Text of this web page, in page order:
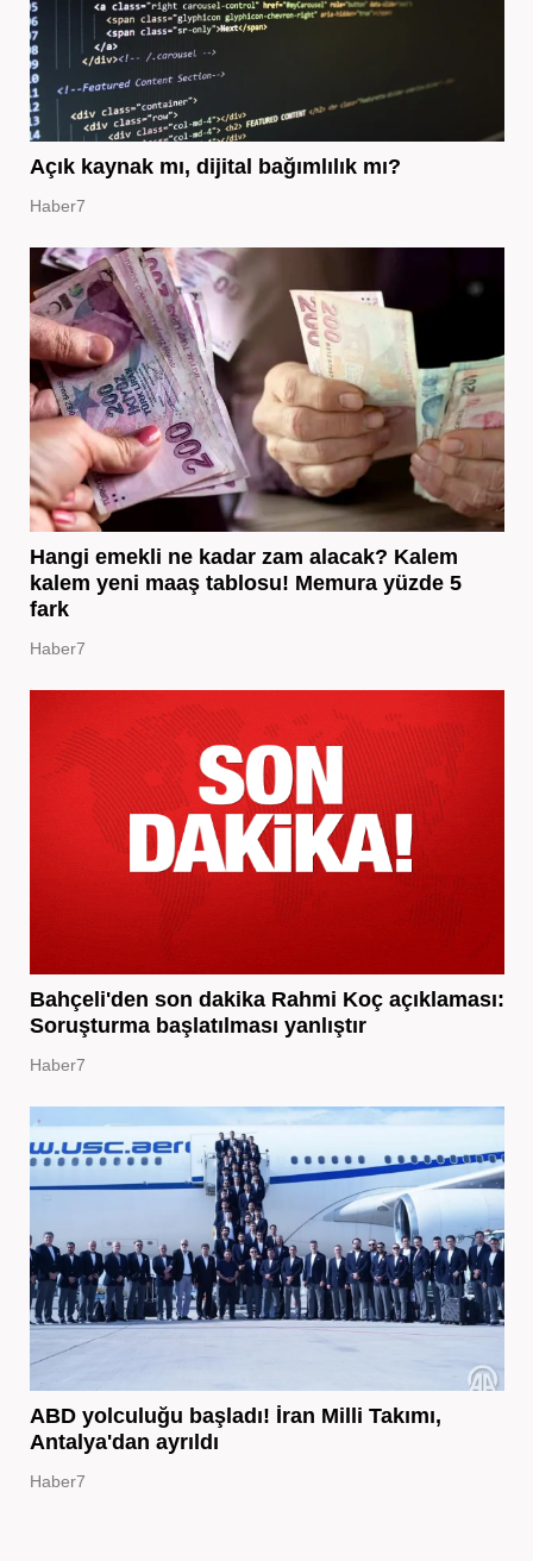
Açık kaynak mı, dijital bağımlılık mı?
Haber7
Hangi emekli ne kadar zam alacak? Kalem
kalem yeni maaş tablosu! Memura yüzde 5
fark
Haber7
Bahçeli'den son dakika Rahmi Koç açıklaması:
Soruşturma başlatılması yanlıştır
Haber7
ABD yolculuğu başladı! İran Milli Takımı,
Antalya'dan ayrıldı
Haber7